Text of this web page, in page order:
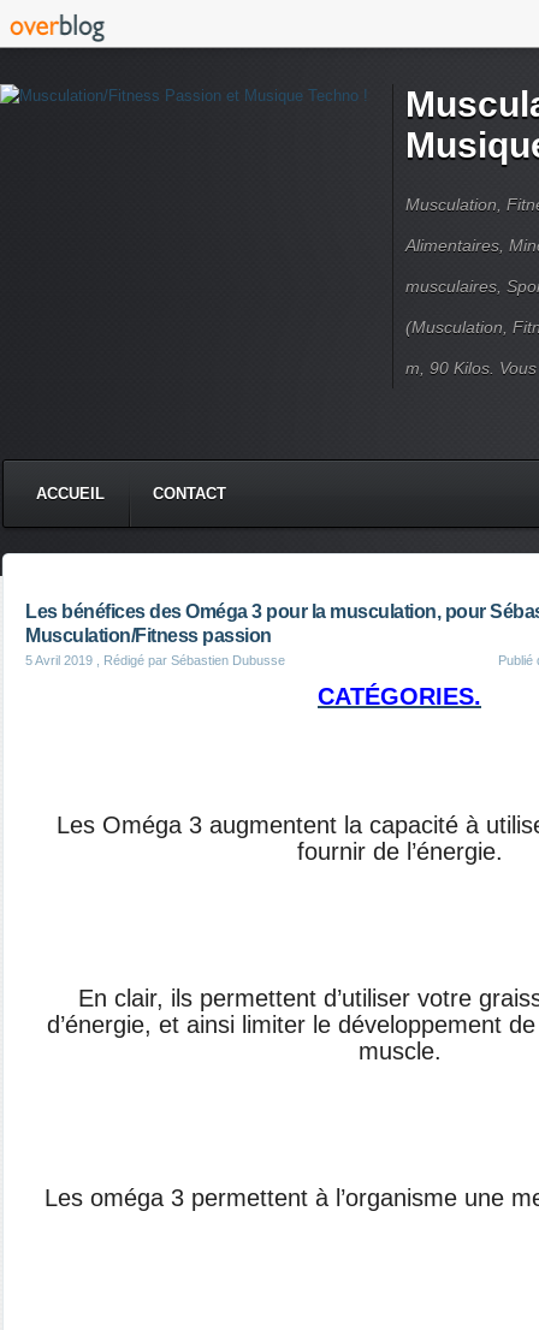
Musculation,
Alimentaires,
musculaires,
(Musculation,
m, 90 Kilos.
ACCUEIL CONTACT
Les bénéfices des Oméga 3 pour la musculation, pour
Musculation/Fitness passion
5 Avril 2019 , Rédigé par Sébastien Dubusse Publié
CATÉGORIES.
Les Oméga 3 augmentent la capacité à
fournir de l’énergie.
En clair, ils permettent d’utiliser votre
d’énergie, et ainsi limiter le développement
muscle.
Les oméga 3 permettent à l’organisme une